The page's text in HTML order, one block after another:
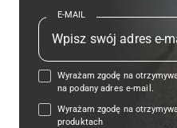
E-MAIL
Wyrażam zgodę na
na podany adres e-mail.
Wyrażam zgodę na
produktach